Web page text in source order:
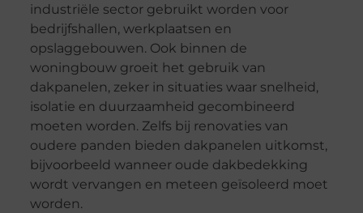
industriële sector gebruikt worden voor
bedrijfshallen, werkplaatsen en
opslaggebouwen. Ook binnen de
woningbouw groeit het gebruik van
dakpanelen, zeker in situaties waar snelheid,
isolatie en duurzaamheid gecombineerd
moeten worden. Zelfs bij renovaties van
oudere panden bieden dakpanelen uitkomst,
bijvoorbeeld wanneer oude dakbedekking
wordt vervangen en meteen geïsoleerd moet
worden.